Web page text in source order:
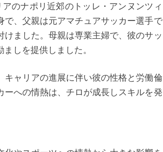
のナポリ近郊のトッレ・アンヌンツィ
、父親は元アマチュアサッカー選手で
ました。母親は専業主婦で、彼のサッ
しを提供しました。
ャリアの進展に伴い彼の性格と労働倫
への情熱は、チロが成長しスキルを発